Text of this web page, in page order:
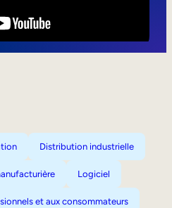
Distribution industrielle
Logiciel
et aux consommateurs